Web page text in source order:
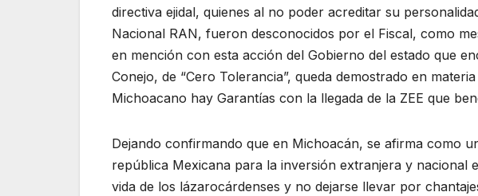
directiva ejidal, quienes al no poder acreditar su
Nacional RAN, fueron desconocidos por el Fiscal, como
en mención con esta acción del Gobierno del estado que
Conejo, de “Cero Tolerancia”, queda demostrado en
Michoacano hay Garantías con la llegada de la ZEE que
Dejando confirmando que en Michoacán, se afirma como
república Mexicana para la inversión extranjera y nacional
vida de los lázarocárdenses y no dejarse llevar por